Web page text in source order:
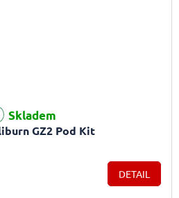
GZ2 Pod Kit
je 5,0 z 5 hvězdiček.
Skladem
DETAIL